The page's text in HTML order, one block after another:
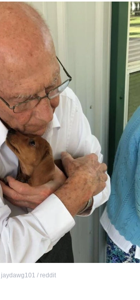
jaydawg101 / reddit